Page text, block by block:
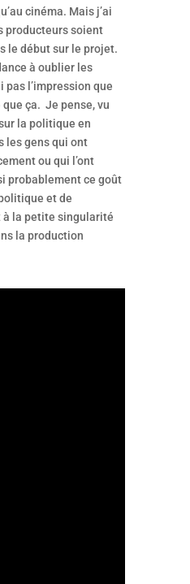
cinéma. Mais j’ai
producteurs soient
le début sur le projet.
à oublier les
pas l’impression que
ça. Je pense, vu
la politique en
les gens qui ont
ou qui l’ont
probablement ce goût
et de
la petite singularité
la production